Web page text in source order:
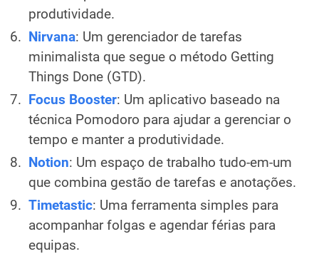
produtividade.
Nirvana: Um gerenciador de tarefas
minimalista que segue o método Getting
Things Done (GTD).
Focus Booster: Um aplicativo baseado na
técnica Pomodoro para ajudar a gerenciar o
tempo e manter a produtividade.
Notion: Um espaço de trabalho tudo-em-um
que combina gestão de tarefas e anotações.
Timetastic: Uma ferramenta simples para
acompanhar folgas e agendar férias para
equipas.